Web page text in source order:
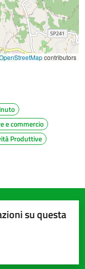
contributors
e commercio
Produttive
su questa